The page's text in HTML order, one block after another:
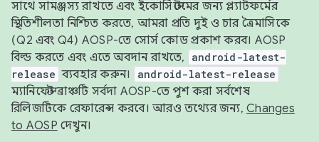
সাথে সামঞ্জস্য রাখতে এবং ইকোসিস্টেমের জন্য প্ল্যাটফর্মের
স্থিতিশীলতা নিশ্চিত করতে, আমরা প্রতি দুই ও চার ত্রৈমাসিকে
(Q2 এবং Q4) AOSP-তে সোর্স কোড প্রকাশ করব। AOSP
বিল্ড করতে এবং এতে অবদান রাখতে,
android-latest-
release ব্যবহার করুন। android-latest-release
ম্যানিফেস্ট ব্রাঞ্চটি সর্বদা AOSP-তে পুশ করা সর্বশেষ
রিলিজটিকে রেফারেন্স করবে। আরও তথ্যের জন্য, Changes
to AOSP দেখুন।